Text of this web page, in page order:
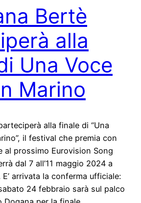
Bertè
alla
Una Voce
Marino
alla finale di “Una
il festival che premia con
al prossimo Eurovision Song
dal 7 all’11 maggio 2024 a
arrivata la conferma ufficiale:
24 febbraio sarà sul palco